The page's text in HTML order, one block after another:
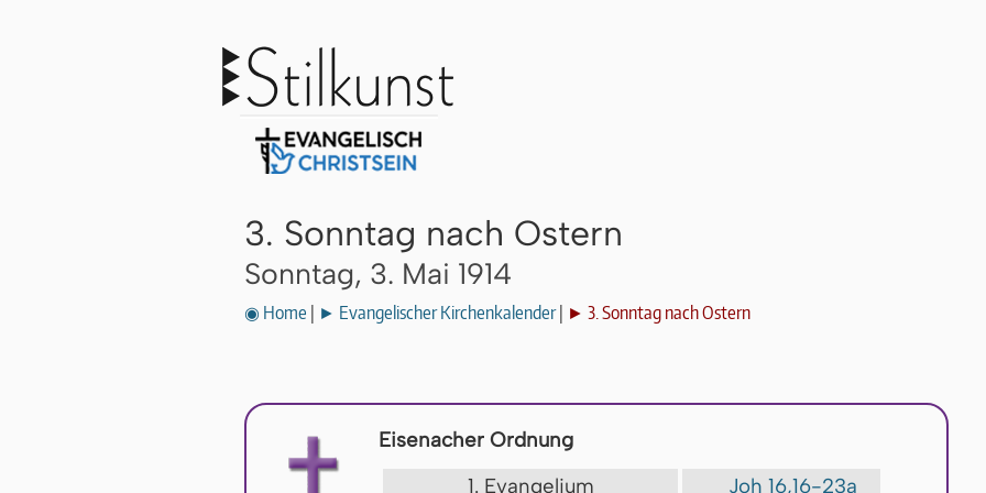
3. Sonntag nach Ostern
Sonntag, 3. Mai 1914
◉ Home ► Evangelischer Kirchenkalender| ► 3. Sonntag nach Ostern
Eisenacher Ordnung
1. Evangelium
Joh 16,16-23a